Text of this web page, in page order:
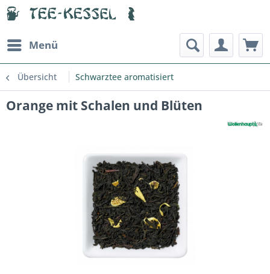
Menü
Übersicht Schwarztee aromatisiert
Orange mit Schalen und Blüten